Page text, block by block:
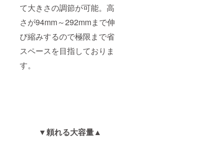
て大きさの調節が可能。高
さが94mm～292mmまで伸
び縮みするので極限まで省
スペースを目指しておりま
す。
▼頼れる大容量▲